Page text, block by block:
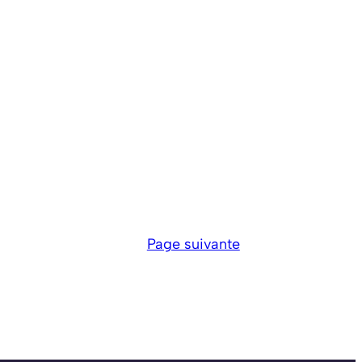
Page suivante